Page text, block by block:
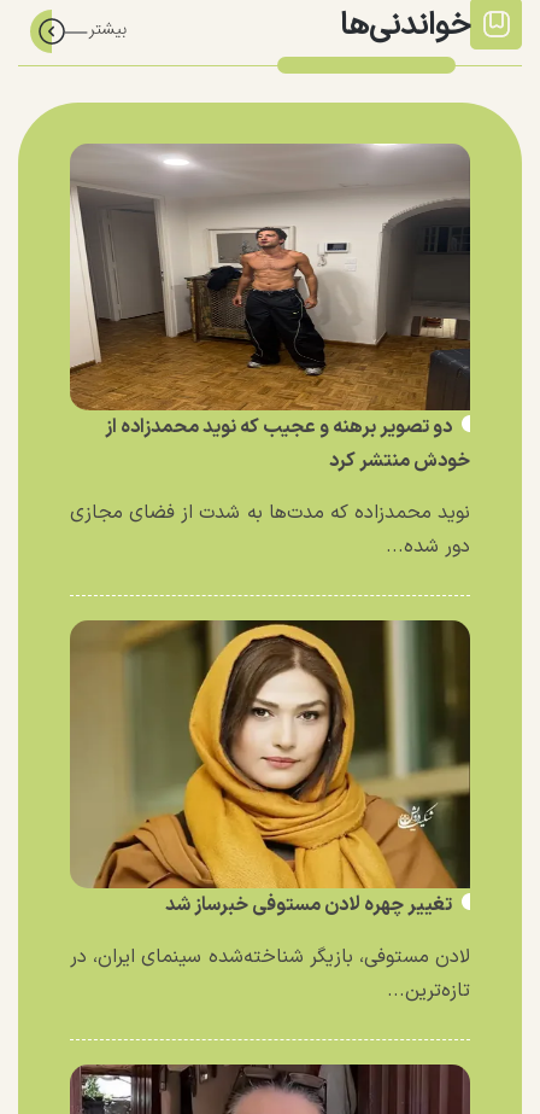
خواندنی‌ها
دو تصویر برهنه و عجیب که نوید محمدزاده از
خودش منتشر کرد
نوید محمدزاده که مدت‌ها به شدت از فضای مجازی
دور شده...
تغییر چهره لادن مستوفی خبرساز شد
لادن مستوفی، بازیگر شناخته‌شده سینمای ایران، در
تازه‌ترین...